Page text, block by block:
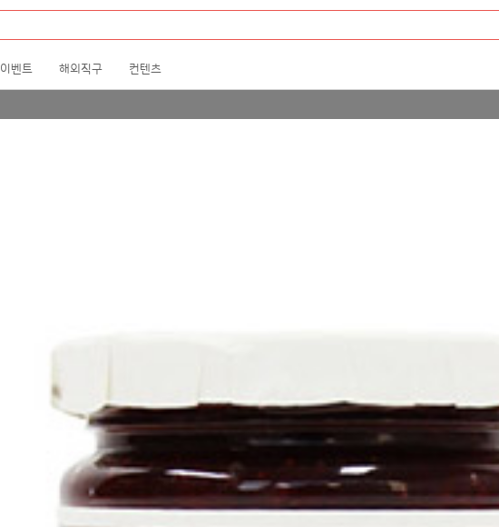
이벤트 해외직구 컨텐츠